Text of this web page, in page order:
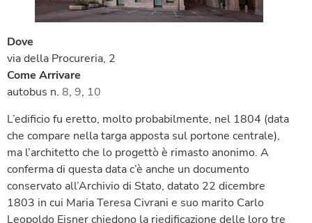
Dove
via della Procureria, 2
Come Arrivare
autobus n. 8, 9, 10
L’edificio fu eretto, molto probabilmente, nel 1804 (data
che compare nella targa apposta sul portone centrale),
ma l’architetto che lo progettò è rimasto anonimo. A
conferma di questa data c’è anche un documento
conservato all’Archivio di Stato, datato 22 dicembre
1803 in cui Maria Teresa Civrani e suo marito Carlo
Leopoldo Eisner chiedono la riedificazione delle loro tre